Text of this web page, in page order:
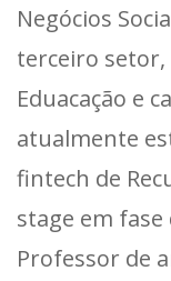
Negócios
terceiro
Eduacação e
atualmente
fintech de
stage em fase
Professor de